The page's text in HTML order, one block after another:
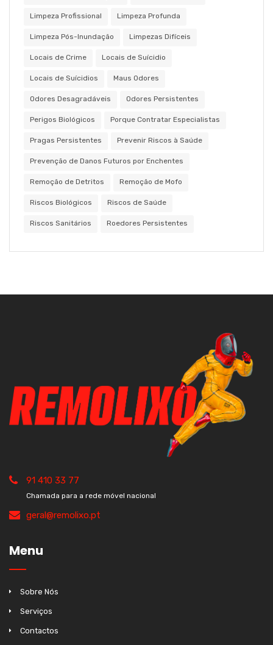
Limpeza Profissional Limpeza Profunda
Limpeza Pós-Inundação Limpezas Difíceis
Locais de Crime Locais de Suícidio
Locais de Suícidios Maus Odores
Odores Desagradáveis Odores Persistentes
Perigos Biológicos Porque Contratar Especialistas
Pragas Persistentes Prevenir Riscos à Saúde
Prevenção de Danos Futuros por Enchentes
Remoção de Detritos Remoção de Mofo
Riscos Biológicos Riscos de Saúde
Riscos Sanitários Roedores Persistentes
91 410 33 77
Chamada para a rede móvel nacional
geral@remolixo.pt
Menu
Sobre Nós
Serviços
Contactos